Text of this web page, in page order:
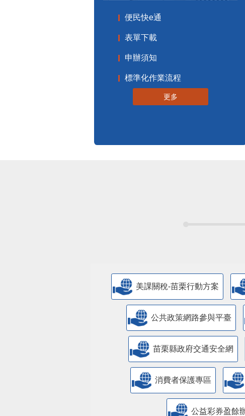
便民快e通
表單下載
申辦須知
標準化作業流程
更多
美課關稅-苗栗行動方案
公共政策網路參與平臺
苗栗縣政府交通安全網
消費者保護專區
公益彩券盈餘